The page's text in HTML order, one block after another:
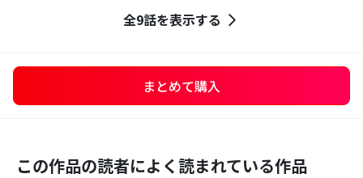
全9話を表示する
まとめて購入
この作品の読者によく読まれている作品